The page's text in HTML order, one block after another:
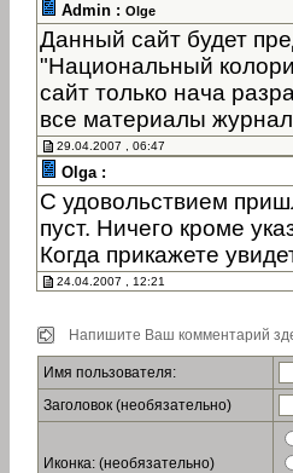
Admin : Olge
Данный сайт будет
"Национальный
сайт только нача
все материалы
29.04.2007 , 06:47
Olga :
С удовольствием
пуст. Ничего кроме
Когда прикажете
24.04.2007 , 12:21
Напишите Ваш комментарий
Имя пользователя:
Заголовок (необязательно)
Иконка: (необязательно)